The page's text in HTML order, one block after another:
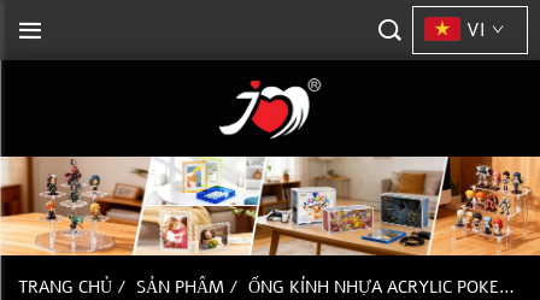
VI
TRANG CHỦ / SẢN PHẨM / ỐNG KÍNH NHỰA ACRYLIC POKEMON